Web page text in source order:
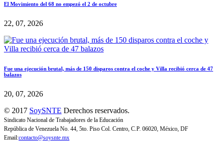
El Movimiento del 68 no empezó el 2 de octubre
22, 07, 2026
Fue una ejecución brutal, más de 150 disparos contra el coche y Villa recibió cerca de 47
balazos
20, 07, 2026
© 2017 SoySNTE Derechos reservados.
Sindicato Nacional de Trabajadores de la Educación
República de Venezuela No. 44, 5to. Piso Col. Centro, C.P. 06020, México, DF
Email:contacto@soysnte.mx